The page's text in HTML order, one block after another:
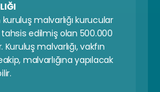
kuruluş malvarlığı kurucular
edilmiş olan 500.000
malvarlığı, vakfın
malvarlığına yapılacak